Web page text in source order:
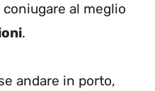
al meglio
.
andare in porto,